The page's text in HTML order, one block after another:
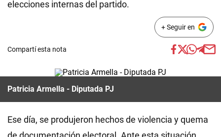
elecciones internas del partido.
+ Seguir en
Compartí esta nota
Patricia Armella - Diputada PJ
Ese día, se produjeron hechos de violencia y quema